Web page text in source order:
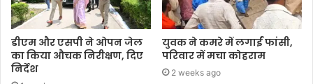
डीएम और एसपी ने ओपन जेल
का किया औचक निरीक्षण, दिए
निर्देश
युवक ने कमरे में लगाईं फांसी,
परिवार में मचा कोहराम
2 weeks ago